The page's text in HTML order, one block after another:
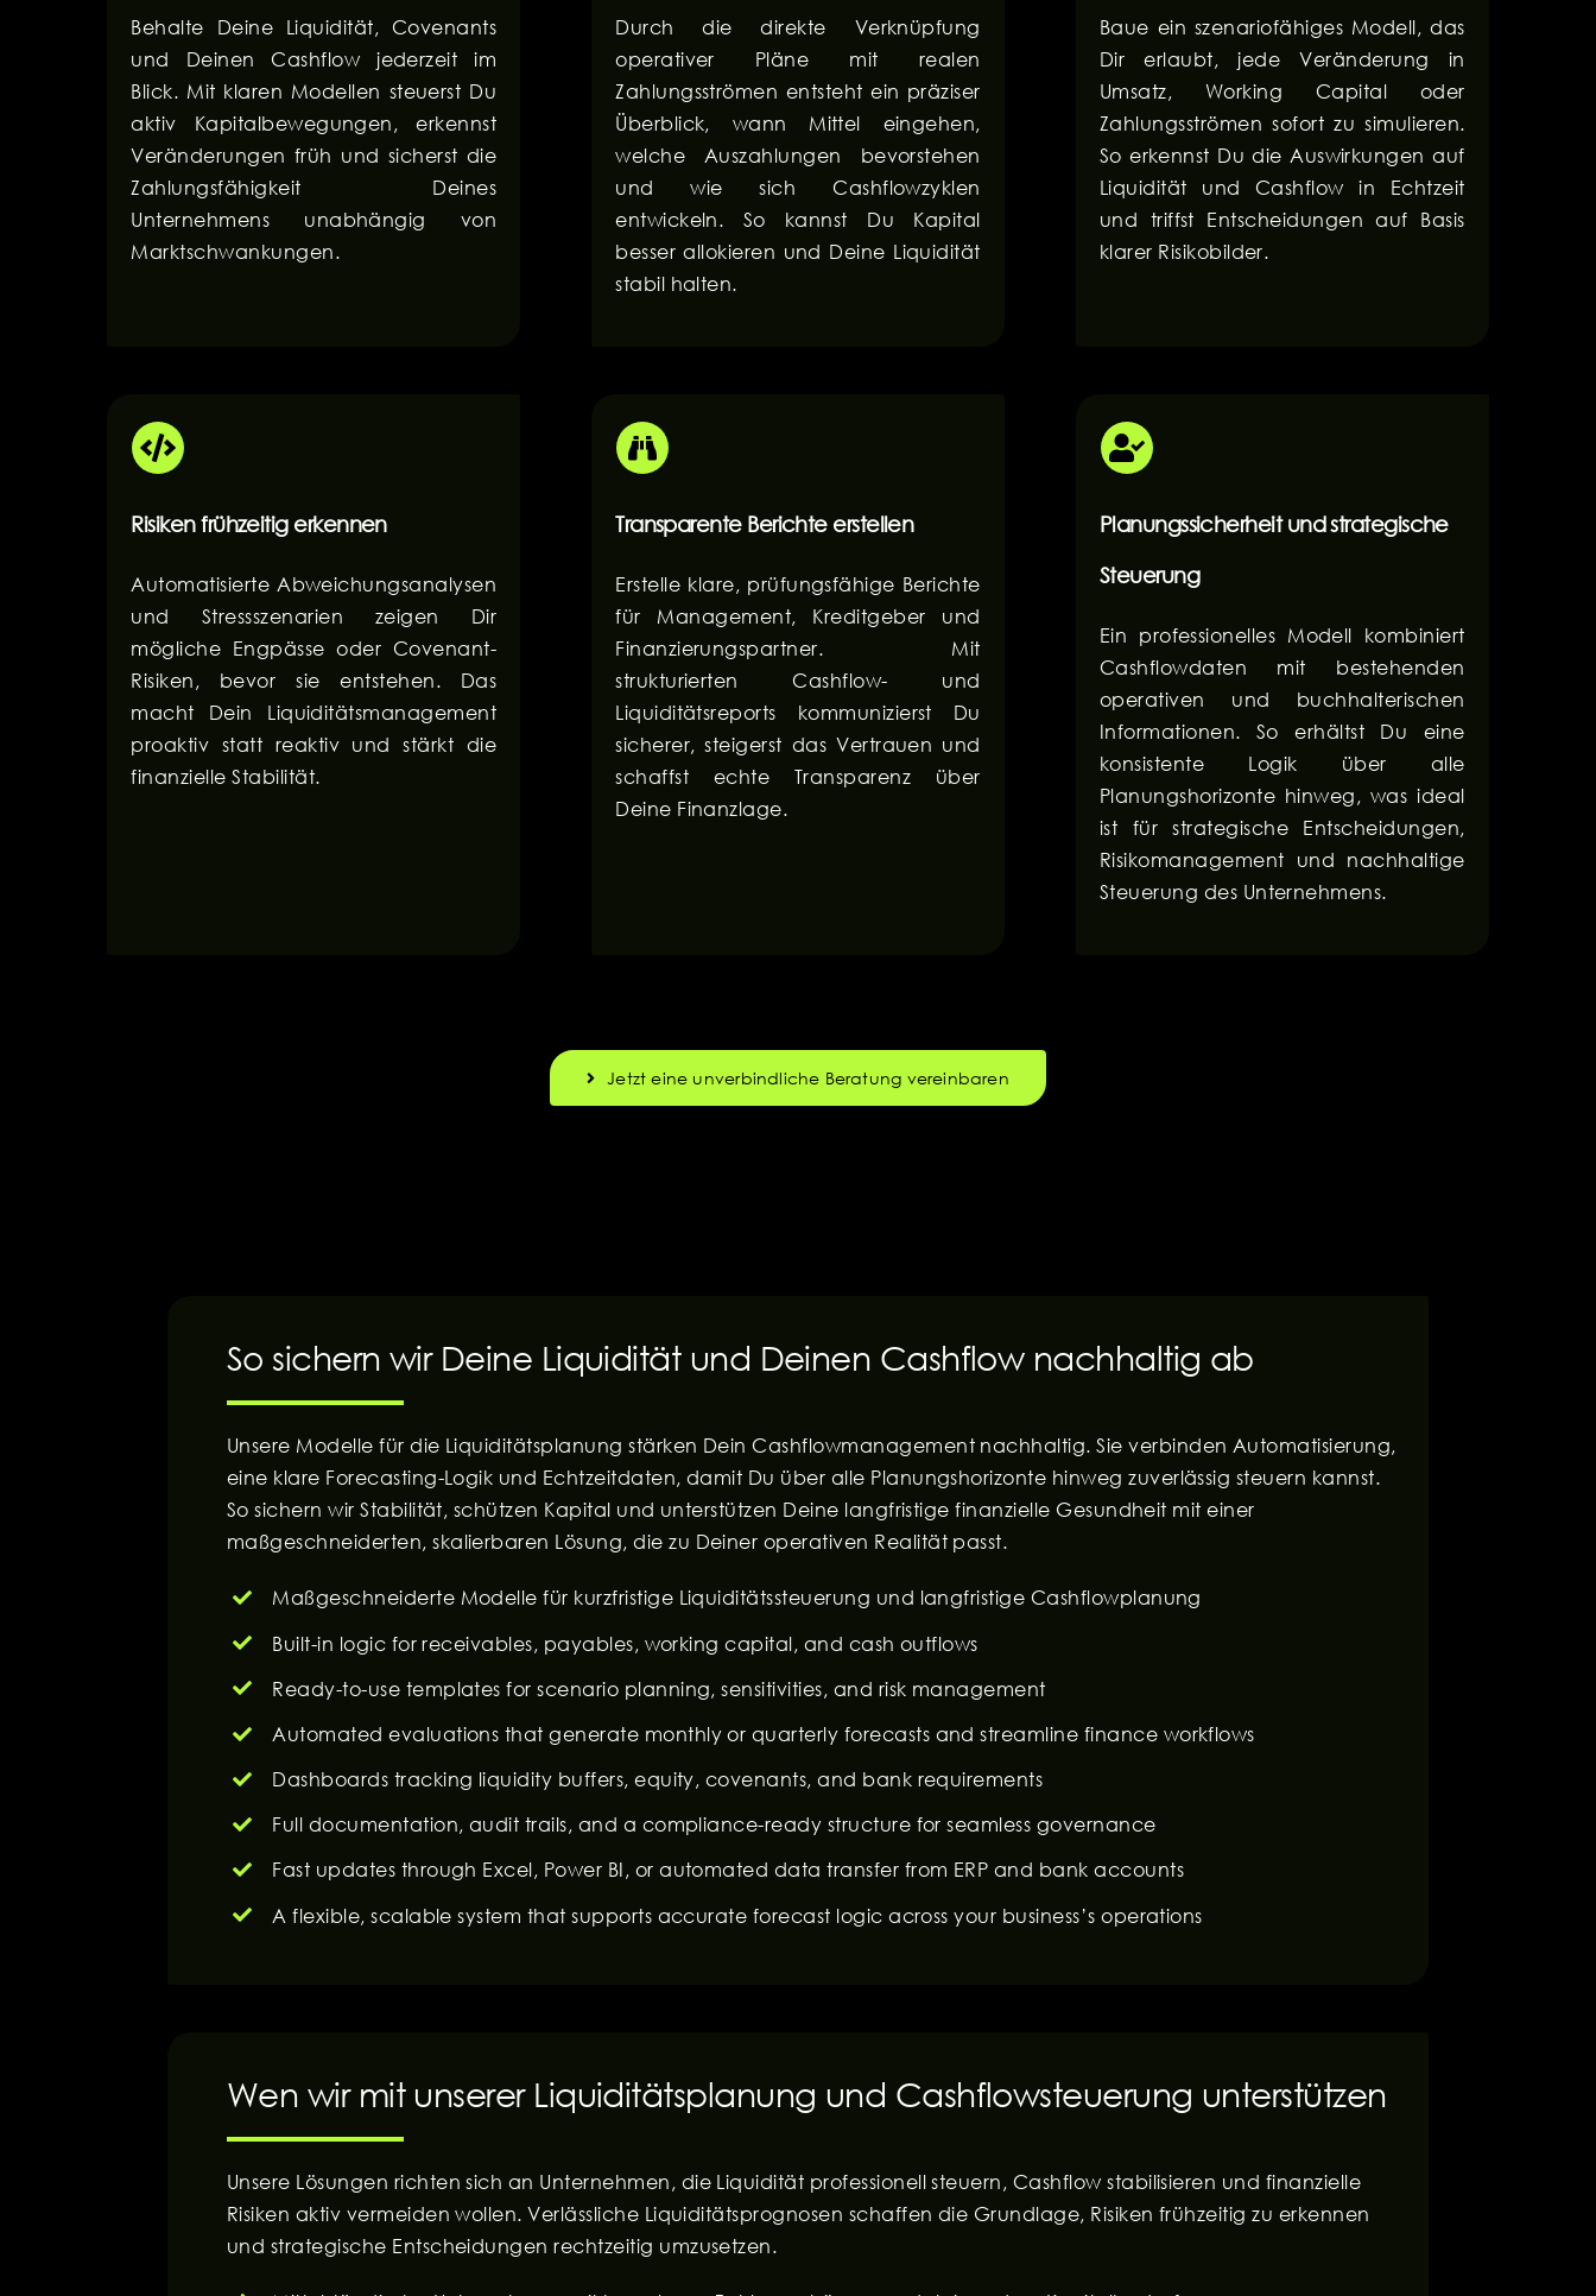
Behalte Deine Liquidität, Covenants
und Deinen Cashflow jederzeit im
Blick. Mit klaren Modellen steuerst Du
aktiv Kapitalbewegungen, erkennst
Veränderungen früh und sicherst die
Zahlungsfähigkeit Deines
Unternehmens unabhängig von
Marktschwankungen.
Durch die direkte Verknüpfung
operativer Pläne mit realen
Zahlungsströmen entsteht ein präziser
Überblick, wann Mittel eingehen,
welche Auszahlungen bevorstehen
und wie sich Cashflowzyklen
entwickeln. So kannst Du Kapital
besser allokieren und Deine Liquidität
stabil halten.
Baue ein szenariofähiges Modell, das
Dir erlaubt, jede Veränderung in
Umsatz, Working Capital oder
Zahlungsströmen sofort zu simulieren.
So erkennst Du die Auswirkungen auf
Liquidität und Cashflow in Echtzeit
und triffst Entscheidungen auf Basis
klarer Risikobilder.
Risiken frühzeitig erkennen
Automatisierte Abweichungsanalysen
und Stressszenarien zeigen Dir
mögliche Engpässe oder Covenant-
Risiken, bevor sie entstehen. Das
macht Dein Liquiditätsmanagement
proaktiv statt reaktiv und stärkt die
finanzielle Stabilität.
Transparente Berichte erstellen
Erstelle klare, prüfungsfähige Berichte
für Management, Kreditgeber und
Finanzierungspartner. Mit
strukturierten Cashflow- und
Liquiditätsreports kommunizierst Du
sicherer, steigerst das Vertrauen und
schaffst echte Transparenz über
Deine Finanzlage.
Planungssicherheit und strategische
Steuerung
Ein professionelles Modell kombiniert
Cashflowdaten mit bestehenden
operativen und buchhalterischen
Informationen. So erhältst Du eine
konsistente Logik über alle
Planungshorizonte hinweg, was ideal
ist für strategische Entscheidungen,
Risikomanagement und nachhaltige
Steuerung des Unternehmens.
Jetzt eine unverbindliche Beratung vereinbaren
So sichern wir Deine Liquidität und Deinen Cashflow nachhaltig ab
Unsere Modelle für die Liquiditätsplanung stärken Dein Cashflowmanagement nachhaltig. Sie verbinden Automatisierung,
eine klare Forecasting-Logik und Echtzeitdaten, damit Du über alle Planungshorizonte hinweg zuverlässig steuern kannst.
So sichern wir Stabilität, schützen Kapital und unterstützen Deine langfristige finanzielle Gesundheit mit einer
maßgeschneiderten, skalierbaren Lösung, die zu Deiner operativen Realität passt.
Maßgeschneiderte Modelle für kurzfristige Liquiditätssteuerung und langfristige Cashflowplanung
Built-in logic for receivables, payables, working capital, and cash outflows
Ready-to-use templates for scenario planning, sensitivities, and risk management
Automated evaluations that generate monthly or quarterly forecasts and streamline finance workflows
Dashboards tracking liquidity buffers, equity, covenants, and bank requirements
Full documentation, audit trails, and a compliance-ready structure for seamless governance
Fast updates through Excel, Power BI, or automated data transfer from ERP and bank accounts
A flexible, scalable system that supports accurate forecast logic across your business’s operations
Wen wir mit unserer Liquiditätsplanung und Cashflowsteuerung unterstützen
Unsere Lösungen richten sich an Unternehmen, die Liquidität professionell steuern, Cashflow stabilisieren und finanzielle
Risiken aktiv vermeiden wollen. Verlässliche Liquiditätsprognosen schaffen die Grundlage, Risiken frühzeitig zu erkennen
und strategische Entscheidungen rechtzeitig umzusetzen.